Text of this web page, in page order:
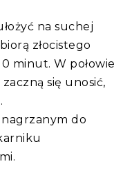
na suchej
złocistego
minut. W połowie
się unosić,
do